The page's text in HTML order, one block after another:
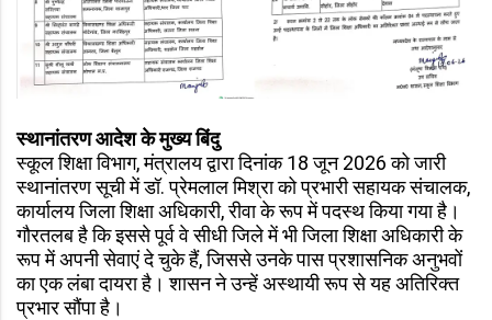
स्थानांतरण आदेश के मुख्य बिंदु
स्कूल शिक्षा विभाग, मंत्रालय द्वारा दिनांक 18 जून 2026 को जारी
स्थानांतरण सूची में डॉ. प्रेमलाल मिश्रा को प्रभारी सहायक संचालक,
कार्यालय जिला शिक्षा अधिकारी, रीवा के रूप में पदस्थ किया गया है।
गौरतलब है कि इससे पूर्व वे सीधी जिले में भी जिला शिक्षा अधिकारी के
रूप में अपनी सेवाएं दे चुके हैं, जिससे उनके पास प्रशासनिक अनुभवों
का एक लंबा दायरा है। शासन ने उन्हें अस्थायी रूप से यह अतिरिक्त
प्रभार सौंपा है।